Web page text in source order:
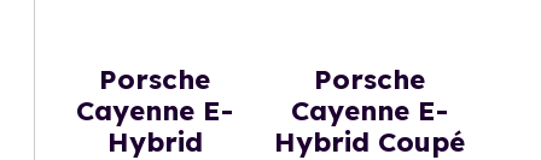
Porsche
Cayenne E-
Hybrid
Porsche
Cayenne E-
Hybrid Coupé